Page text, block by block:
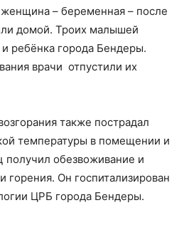
– беременная – после
домой. Троих малышей
ребёнка города Бендеры.
врачи отпустили их
также пострадал
температуры в помещении и
получил обезвоживание и
горения. Он госпитализирован
ЦРБ города Бендеры.